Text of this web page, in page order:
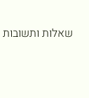
שאלות ותשובות